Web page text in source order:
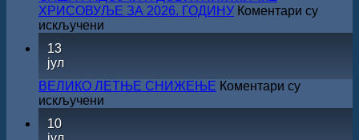
Министарства
културе
за
издања
на
српском
ХРИСОВУЉЕ ЗА 2026. ГОДИНУ Коментари су
искључени
ЖИЧКЕ
ХРИСОВУЉЕ
ЗА
13
јул
ВЕЛИКО ЛЕТЊЕ СНИЖЕЊЕ Коментари су
искључени
10